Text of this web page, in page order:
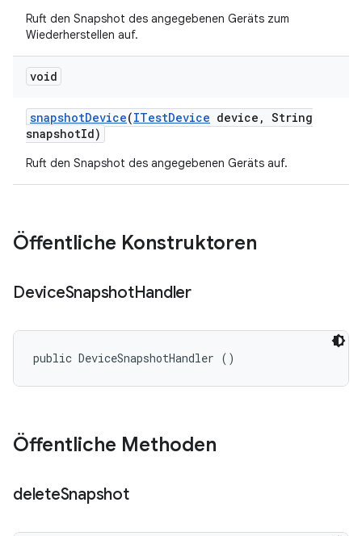
Ruft den Snapshot des angegebenen Geräts zum
Wiederherstellen auf.
void
snapshotDevice(ITestDevice device , String
snapshotId)
Ruft den Snapshot des angegebenen Geräts auf.
Öffentliche Konstruktoren
DeviceSnapshotHandler
public DeviceSnapshotHandler ()
Öffentliche Methoden
deleteSnapshot